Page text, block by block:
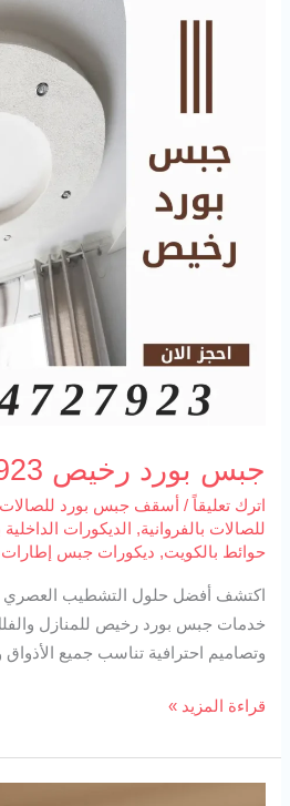
جبس بورد رخيص 94727923
اترك تعليقاً / أسقف جبس بورد للصالات
للصالات بالفروانية, الديكورات
حوائط بالكويت, ديكورات جبس إطارات
اكتشف أفضل حلول التشطيب العصري
خدمات جبس بورد رخيص للمنازل
وتصاميم احترافية تناسب جميع الأذواق
قراءة المزيد »